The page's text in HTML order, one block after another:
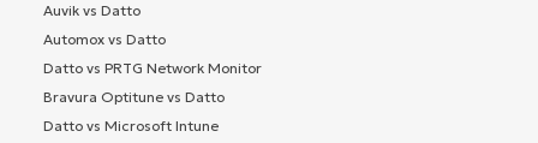
Auvik vs Datto
Automox vs Datto
Datto vs PRTG Network Monitor
Bravura Optitune vs Datto
Datto vs Microsoft Intune